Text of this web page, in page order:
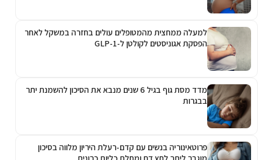
למעלה ממחצית מהמטופלים עולים בחזרה במשקל לאחר
הפסקת אגוניסטים לקולטן ל-GLP-1
מדד מסת גוף בגיל 6 שנים מנבא את הסיכון להשמנת יתר
בבגרות
פרוטאינוריה בנשים עם קדם-רעלת היריון מלווה בסיכון